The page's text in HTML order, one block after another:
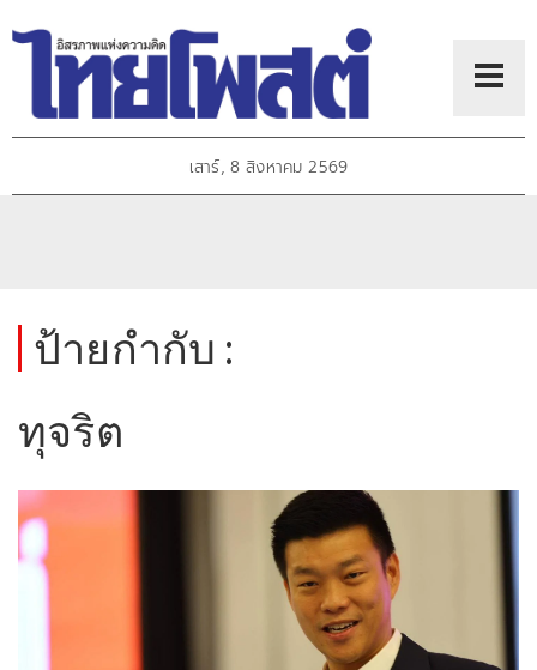
เสาร์, 8 สิงหาคม 2569
ป้ายกำกับ :
ทุจริต